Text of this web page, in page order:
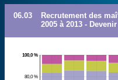
06.03
Recrutement des
2005 à 2013 -
80,0 %
100,0 %